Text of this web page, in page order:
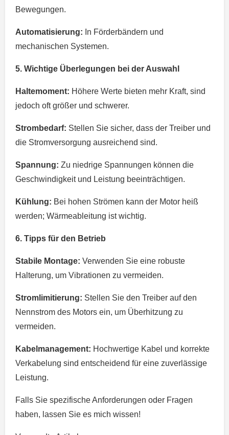
Bewegungen.
Automatisierung: In Förderbändern und
mechanischen Systemen.
5. Wichtige Überlegungen bei der Auswahl
Haltemoment: Höhere Werte bieten mehr Kraft, sind
jedoch oft größer und schwerer.
Strombedarf: Stellen Sie sicher, dass der Treiber und
die Stromversorgung ausreichend sind.
Spannung: Zu niedrige Spannungen können die
Geschwindigkeit und Leistung beeinträchtigen.
Kühlung: Bei hohen Strömen kann der Motor heiß
werden; Wärmeableitung ist wichtig.
6. Tipps für den Betrieb
Stabile Montage: Verwenden Sie eine robuste
Halterung, um Vibrationen zu vermeiden.
Stromlimitierung: Stellen Sie den Treiber auf den
Nennstrom des Motors ein, um Überhitzung zu
vermeiden.
Kabelmanagement: Hochwertige Kabel und korrekte
Verkabelung sind entscheidend für eine zuverlässige
Leistung.
Falls Sie spezifische Anforderungen oder Fragen
haben, lassen Sie es mich wissen!